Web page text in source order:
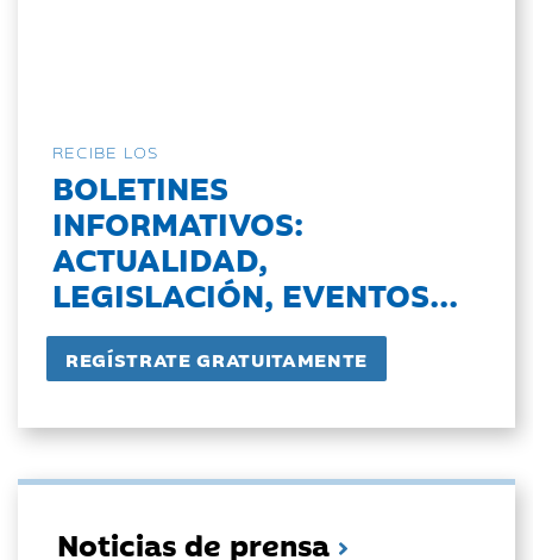
RECIBE LOS
BOLETINES
INFORMATIVOS:
ACTUALIDAD,
LEGISLACIÓN, EVENTOS...
Noticias de prensa